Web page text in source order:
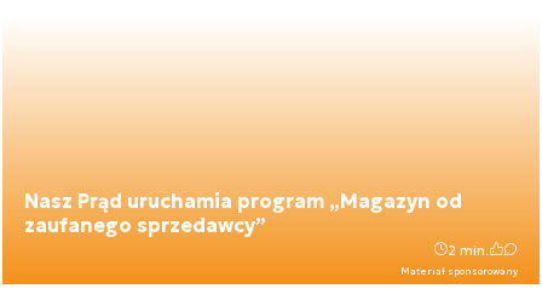
Nasz Prąd uruchamia program „Magazyn od
zaufanego sprzedawcy”
Materiał sponsorowany
2 min.